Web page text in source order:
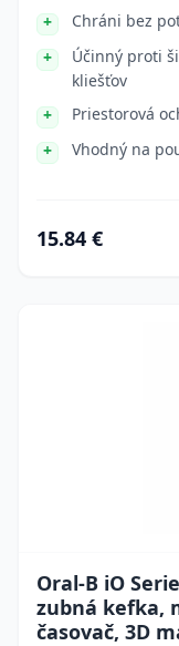
Chráni bez
Účinný proti
kliešťov
Priestorová
Vhodný na
15.84 €
Oral-B iO
zubná kefka,
časovač, 3D